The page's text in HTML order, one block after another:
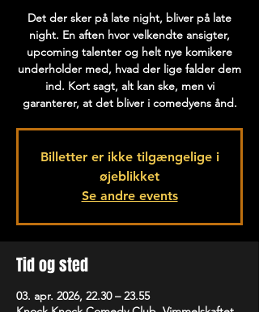
Det der sker på late night, bliver på late
night. En aften hvor velkendte ansigter,
upcoming talenter og helt nye komikere
underholder med, hvad der lige falder dem
ind. Kort sagt, alt kan ske, men vi
garanterer, at det bliver i comedyens ånd.
Billetter er ikke tilgængelige i
øjeblikket
Se andre events
Tid og sted
03. apr. 2026, 22.30 – 23.55